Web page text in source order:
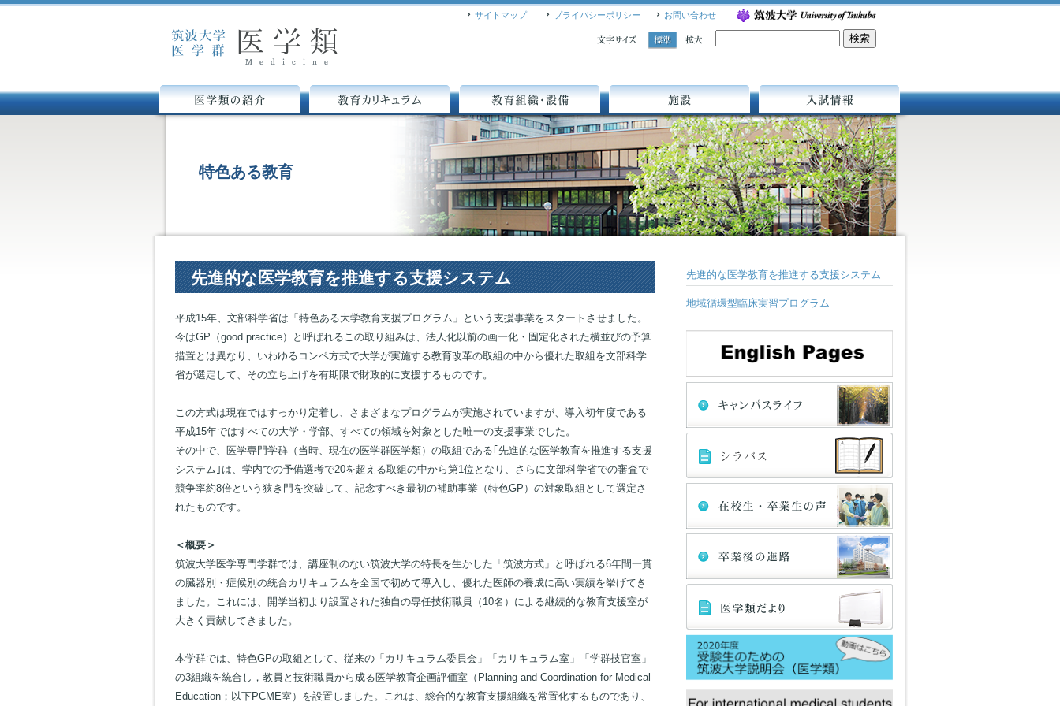
サイトマップ プライバシーポリシー お問い合わせ
教育組織・設備 施設 入試情報
特色ある教育
先進的な医学教育を推進する支援システム
平成15年、文部科学省は「特色ある大学教育支援プログラム」という支援事業をスタートさせました。
今はGP（good practice）と呼ばれるこの取り組みは、法人化以前の画一化・固定化された横並びの予算
措置とは異なり、いわゆるコンペ方式で大学が実施する教育改革の取組の中から優れた取組を文部科学
省が選定して、その立ち上げを有期限で財政的に支援するものです。
この方式は現在ではすっかり定着し、さまざまなプログラムが実施されていますが、導入初年度である
平成15年ではすべての大学・学部、すべての領域を対象とした唯一の支援事業でした。
その中で、医学専門学群（当時、現在の医学群医学類）の取組である｢先進的な医学教育を推進する支援
システム｣は、学内での予備選考で20を超える取組の中から第1位となり、さらに文部科学省での審査で
競争率約8倍という狭き門を突破して、記念すべき最初の補助事業（特色GP）の対象取組として選定さ
れたものです。
＜概要＞
筑波大学医学専門学群では、講座制のない筑波大学の特長を生かした「筑波方式」と呼ばれる6年間一貫
の臓器別・症候別の統合カリキュラムを全国で初めて導入し、優れた医師の養成に高い実績を挙げてき
ました。これには、開学当初より設置された独自の専任技術職員（10名）による継続的な教育支援室が
大きく貢献してきました。
本学群では、特色GPの取組として、従来の「カリキュラム委員会」「カリキュラム室」「学群技官室」
の3組織を統合し，教員と技術職員から成る医学教育企画評価室（Planning and Coordination for Medical
Education；以下PCME室）を設置しました。これは、総合的な教育支援組織を常置化するものであり、
先進的な医学教育を推進する支援システム
地域循環型臨床実習プログラム